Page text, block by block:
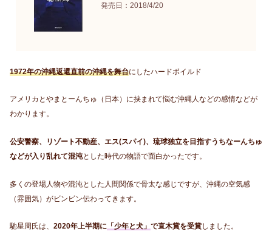
発売日：2018/4/20
1972年の沖縄返還直前の沖縄を舞台にしたハードボイルド
アメリカとやまとーんちゅ（日本）に挟まれて悩む沖縄人などの感情などが
わかります。
公安警察、リゾート不動産、エス(スパイ)、琉球独立を目指すうちなーんちゅ
などが入り乱れて混沌とした時代の物語で面白かったです。
多くの登場人物や混沌とした人間関係で骨太な感じですが、沖縄の空気感
（雰囲気）がビンビン伝わってきます。
馳星周氏は、 2020年上半期に 「少年と犬」 で直木賞を受賞しました。